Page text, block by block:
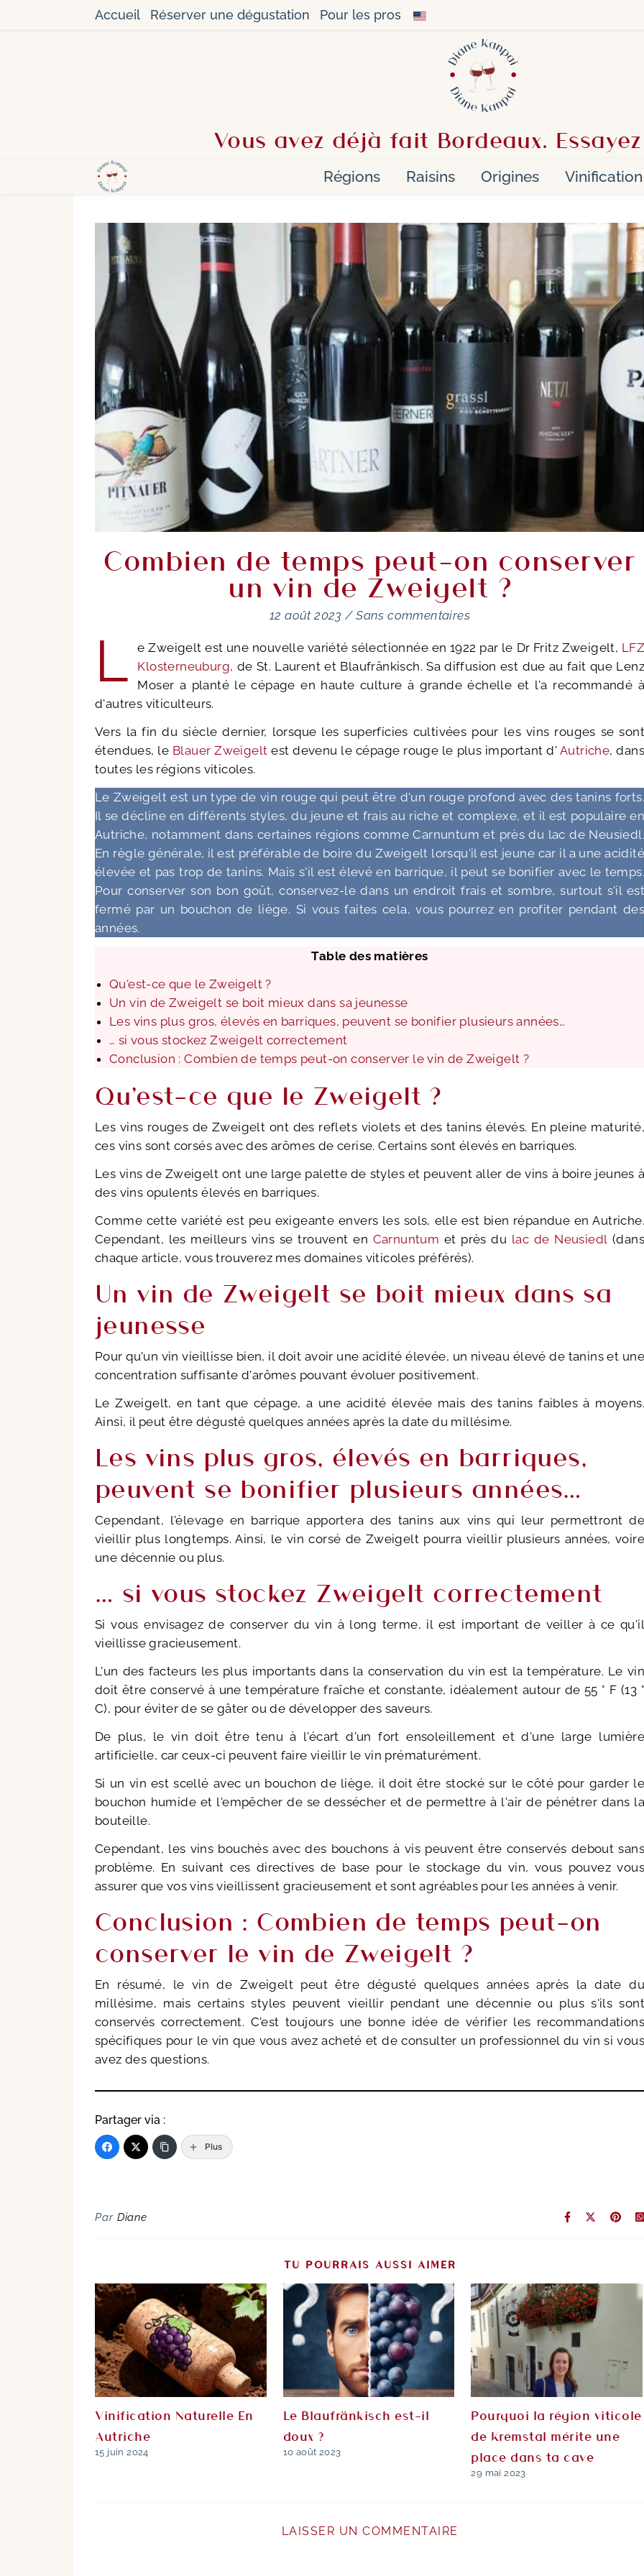
Accueil Réserver une dégustation Pour les pros
Vous avez déjà fait Bordeaux.
Régions Raisins Origines Vinification
Combien de temps peut-on conserver
un vin de Zweigelt ?
12 août 2023 / Sans commentaires
L e Zweigelt est une nouvelle variété sélectionnée en 1922 par le Dr Fritz Zweigelt, LFZ
Klosterneuburg, de St. Laurent et Blaufränkisch. Sa diffusion est due au fait que Lenz
Moser a planté le cépage en haute culture à grande échelle et l'a recommandé à
d'autres viticulteurs.
Vers la fin du siècle dernier, lorsque les superficies cultivées pour les vins rouges se sont
étendues, le Blauer Zweigelt est devenu le cépage rouge le plus important d' Autriche, dans
toutes les régions viticoles.
Le Zweigelt est un type de vin rouge qui peut être d'un rouge profond avec des tanins forts.
Il se décline en différents styles, du jeune et frais au riche et complexe, et il est populaire en
Autriche, notamment dans certaines régions comme Carnuntum et près du lac de Neusiedl.
En règle générale, il est préférable de boire du Zweigelt lorsqu'il est jeune car il a une acidité
élevée et pas trop de tanins. Mais s'il est élevé en barrique, il peut se bonifier avec le temps.
Pour conserver son bon goût, conservez-le dans un endroit frais et sombre, surtout s'il est
fermé par un bouchon de liège. Si vous faites cela, vous pourrez en profiter pendant des
années.
Table des matières
Qu'est-ce que le Zweigelt ?
Un vin de Zweigelt se boit mieux dans sa jeunesse
Les vins plus gros, élevés en barriques, peuvent se bonifier plusieurs années…
… si vous stockez Zweigelt correctement
Conclusion : Combien de temps peut-on conserver le vin de Zweigelt ?
Qu'est-ce que le Zweigelt ?
Les vins rouges de Zweigelt ont des reflets violets et des tanins élevés. En pleine maturité,
ces vins sont corsés avec des arômes de cerise. Certains sont élevés en barriques.
Les vins de Zweigelt ont une large palette de styles et peuvent aller de vins à boire jeunes à
des vins opulents élevés en barriques.
Comme cette variété est peu exigeante envers les sols, elle est bien répandue en Autriche.
Cependant, les meilleurs vins se trouvent en Carnuntum et près du lac de Neusiedl (dans
chaque article, vous trouverez mes domaines viticoles préférés).
Un vin de Zweigelt se boit mieux dans sa
jeunesse
Pour qu'un vin vieillisse bien, il doit avoir une acidité élevée, un niveau élevé de tanins et une
concentration suffisante d'arômes pouvant évoluer positivement.
Le Zweigelt, en tant que cépage, a une acidité élevée mais des tanins faibles à moyens.
Ainsi, il peut être dégusté quelques années après la date du millésime.
Les vins plus gros, élevés en barriques,
peuvent se bonifier plusieurs années…
Cependant, l'élevage en barrique apportera des tanins aux vins qui leur permettront de
vieillir plus longtemps. Ainsi, le vin corsé de Zweigelt pourra vieillir plusieurs années, voire
une décennie ou plus.
… si vous stockez Zweigelt correctement
Si vous envisagez de conserver du vin à long terme, il est important de veiller à ce qu'il
vieillisse gracieusement.
L'un des facteurs les plus importants dans la conservation du vin est la température. Le vin
doit être conservé à une température fraîche et constante, idéalement autour de 55 ° F (13 °
C), pour éviter de se gâter ou de développer des saveurs.
De plus, le vin doit être tenu à l'écart d'un fort ensoleillement et d'une large lumière
artificielle, car ceux-ci peuvent faire vieillir le vin prématurément.
Si un vin est scellé avec un bouchon de liège, il doit être stocké sur le côté pour garder le
bouchon humide et l'empêcher de se dessécher et de permettre à l'air de pénétrer dans la
bouteille.
Cependant, les vins bouchés avec des bouchons à vis peuvent être conservés debout sans
problème. En suivant ces directives de base pour le stockage du vin, vous pouvez vous
assurer que vos vins vieillissent gracieusement et sont agréables pour les années à venir.
Conclusion : Combien de temps peut-on
conserver le vin de Zweigelt ?
En résumé, le vin de Zweigelt peut être dégusté quelques années après la date du
millésime, mais certains styles peuvent vieillir pendant une décennie ou plus s'ils sont
conservés correctement. C'est toujours une bonne idée de vérifier les recommandations
spécifiques pour le vin que vous avez acheté et de consulter un professionnel du vin si vous
avez des questions.
Partager via :
Plus
Par Diane
TU POURRAIS AUSSI AIMER
Vinification Naturelle En
Autriche
15 juin 2024
Le Blaufränkisch est-il
doux ?
10 août 2023
Pourquoi la région viticole
de Kremstal mérite une
place dans ta cave
29 mai 2023
LAISSER UN COMMENTAIRE